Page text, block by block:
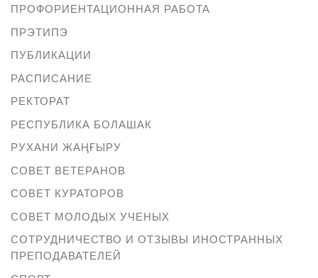
ПРОФОРИЕНТАЦИОННАЯ РАБОТА
ПРЭТИПЭ
ПУБЛИКАЦИИ
РАСПИСАНИЕ
РЕКТОРАТ
РЕСПУБЛИКА БОЛАШАК
РУХАНИ ЖАҢҒЫРУ
СОВЕТ ВЕТЕРАНОВ
СОВЕТ КУРАТОРОВ
СОВЕТ МОЛОДЫХ УЧЕНЫХ
СОТРУДНИЧЕСТВО И ОТЗЫВЫ ИНОСТРАННЫХ
ПРЕПОДАВАТЕЛЕЙ